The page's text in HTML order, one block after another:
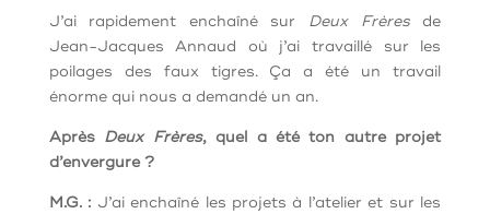
J’ai rapidement enchaîné sur Deux Frèresde
Jean-Jacques Annaud où j’ai travaillé sur les
poilages des faux tigres. Ça a été un travail
énorme qui nous a demandé un an.
Après Deux Frères, quel a été ton autre projet
d’envergure ?
M.G. : J’ai enchaîné les projets à l’atelier et sur les